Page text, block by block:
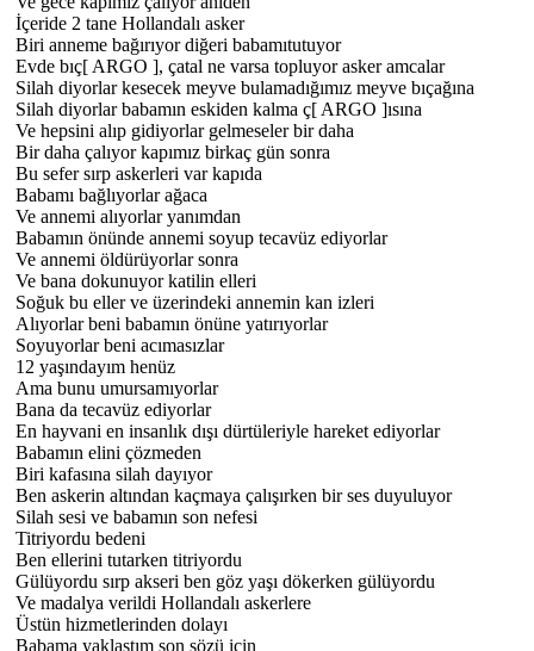
İçeride 2 tane Hollandalı asker
Biri anneme bağırıyor diğeri babamıtutuyor
Evde bıç[ ARGO ], çatal ne varsa topluyor asker amcalar
Silah diyorlar kesecek meyve bulamadığımız meyve bıçağına
Silah diyorlar babamın eskiden kalma ç[ ARGO ]ısına
Ve hepsini alıp gidiyorlar gelmeseler bir daha
Bir daha çalıyor kapımız birkaç gün sonra
Bu sefer sırp askerleri var kapıda
Babamı bağlıyorlar ağaca
Ve annemi alıyorlar yanımdan
Babamın önünde annemi soyup tecavüz ediyorlar
Ve annemi öldürüyorlar sonra
Ve bana dokunuyor katilin elleri
Soğuk bu eller ve üzerindeki annemin kan izleri
Alıyorlar beni babamın önüne yatırıyorlar
Soyuyorlar beni acımasızlar
12 yaşındayım henüz
Ama bunu umursamıyorlar
Bana da tecavüz ediyorlar
En hayvani en insanlık dışı dürtüleriyle hareket ediyorlar
Babamın elini çözmeden
Biri kafasına silah dayıyor
Ben askerin altından kaçmaya çalışırken bir ses duyuluyor
Silah sesi ve babamın son nefesi
Titriyordu bedeni
Ben ellerini tutarken titriyordu
Gülüyordu sırp akseri ben göz yaşı dökerken gülüyordu
Ve madalya verildi Hollandalı askerlere
Üstün hizmetlerinden dolayı
Babama yaklaştım son sözü için